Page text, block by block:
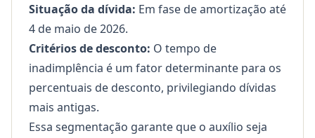
Situação da dívida: Em fase de amortização até
4 de maio de 2026.
Critérios de desconto: O tempo de
inadimplência é um fator determinante para os
percentuais de desconto, privilegiando dívidas
mais antigas.
Essa segmentação garante que o auxílio seja